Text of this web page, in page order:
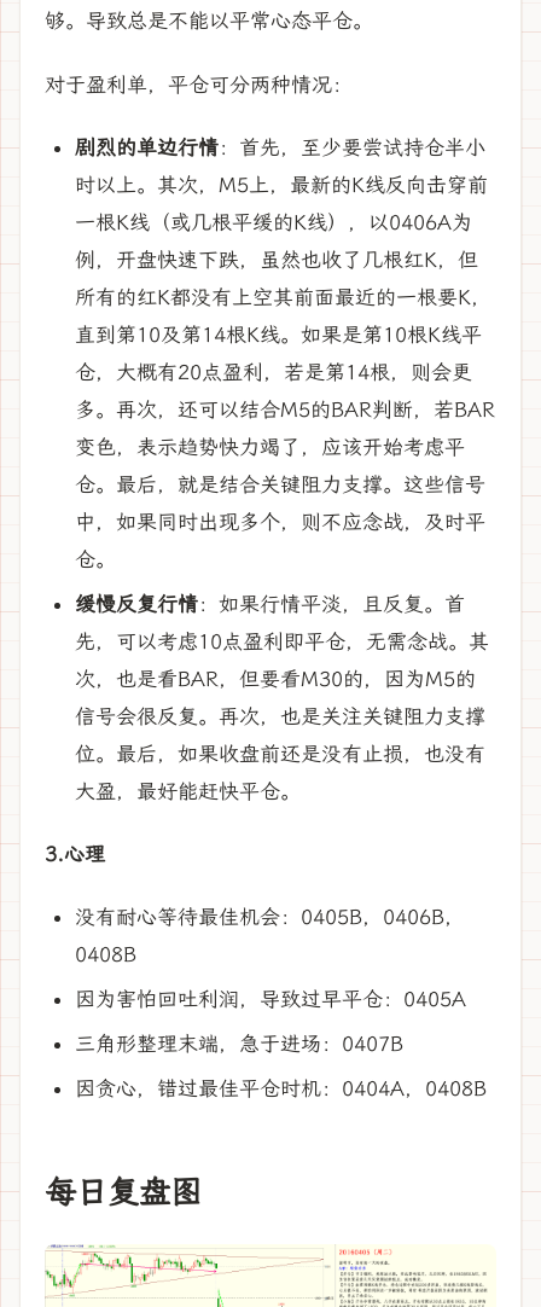
够。导致总是不能以平常心态平仓。
对于盈利单，平仓可分两种情况：
剧烈的单边行情：首先，至少要尝试持仓半小
时以上。其次，M5上，最新的K线反向击穿前
一根K线（或几根平缓的K线），以0406A为
例，开盘快速下跌，虽然也收了几根红K，但
所有的红K都没有上空其前面最近的一根要K，
直到第10及第14根K线。如果是第10根K线平
仓，大概有20点盈利，若是第14根，则会更
多。再次，还可以结合M5的BAR判断，若BAR
变色，表示趋势快力竭了，应该开始考虑平
仓。最后，就是结合关键阻力支撑。这些信号
中，如果同时出现多个，则不应念战，及时平
仓。
缓慢反复行情：如果行情平淡，且反复。首
先，可以考虑10点盈利即平仓，无需念战。其
次，也是看BAR，但要看M30的，因为M5的
信号会很反复。再次，也是关注关键阻力支撑
位。最后，如果收盘前还是没有止损，也没有
大盈，最好能赶快平仓。
3.心理
没有耐心等待最佳机会：0405B，0406B，
0408B
因为害怕回吐利润，导致过早平仓：0405A
三角形整理末端，急于进场：0407B
因贪心，错过最佳平仓时机：0404A，0408B
每日复盘图